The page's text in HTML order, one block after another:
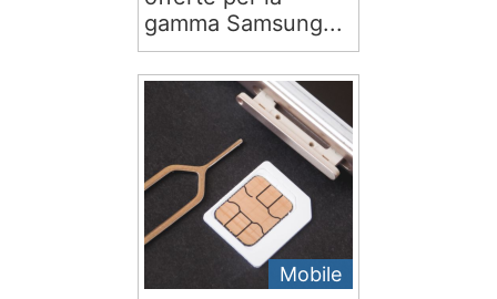
gamma Samsung...
Mobile